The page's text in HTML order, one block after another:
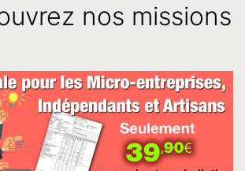
nos missions